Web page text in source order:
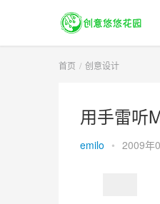
首页 创意设计
用手雷听
emilo • 2009年